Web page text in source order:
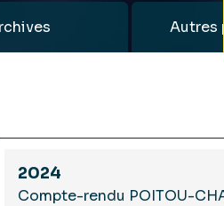
Autres
2024
Compte-rendu POITOU-